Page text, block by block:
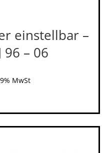
einstellbar –
96 – 06
MwSt